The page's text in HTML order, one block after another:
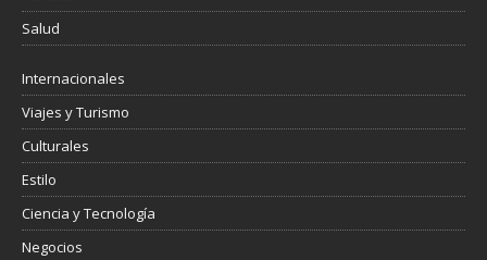
Salud
Internacionales
Viajes y Turismo
Culturales
Estilo
Ciencia y Tecnología
Negocios